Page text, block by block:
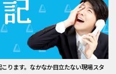
ります。なかなか目立たない現場スタ